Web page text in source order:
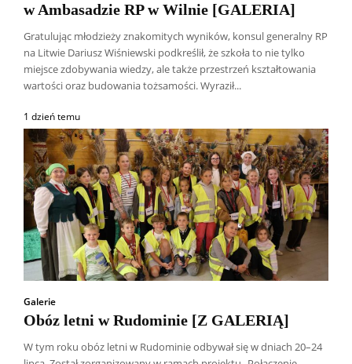
w Ambasadzie RP w Wilnie [GALERIA]
Gratulując młodzieży znakomitych wyników, konsul generalny RP
na Litwie Dariusz Wiśniewski podkreślił, że szkoła to nie tylko
miejsce zdobywania wiedzy, ale także przestrzeń kształtowania
wartości oraz budowania tożsamości. Wyraził...
1 dzień temu
Galerie
Obóz letni w Rudominie [Z GALERIĄ]
W tym roku obóz letni w Rudominie odbywał się w dniach 20–24